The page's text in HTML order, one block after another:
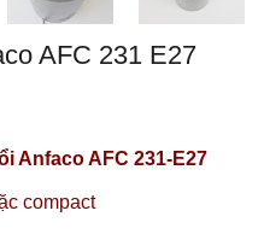
AFC 231 E27
Anfaco AFC 231-E27
compact